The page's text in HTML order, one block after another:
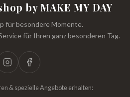
by MAKE MY DAY
für besondere Momente.
für Ihren ganz besonderen Tag.
& spezielle Angebote erhalten: